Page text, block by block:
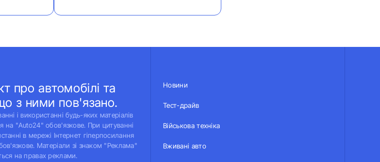
про автомобілі та
з ними пов'язано.
і використанні будь-яких матеріалів
на "Auto24" обов'язкове. При цитуванні
в мережі Інтернет гіперпосилання
Матеріали зі знаком "Реклама"
на правах реклами.
Новини
Тест-драйв
Військова техніка
Вживані авто